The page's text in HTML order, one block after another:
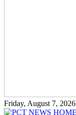
Friday, August 7, 2026